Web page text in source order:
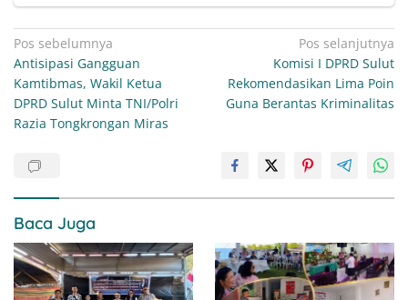
Navigasi
pos
Pos sebelumnya
Antisipasi Gangguan
Kamtibmas, Wakil Ketua
DPRD Sulut Minta TNI/Polri
Razia Tongkrongan Miras
Pos selanjutnya
Komisi I DPRD Sulut
Rekomendasikan Lima Poin
Guna Berantas Kriminalitas
Baca Juga